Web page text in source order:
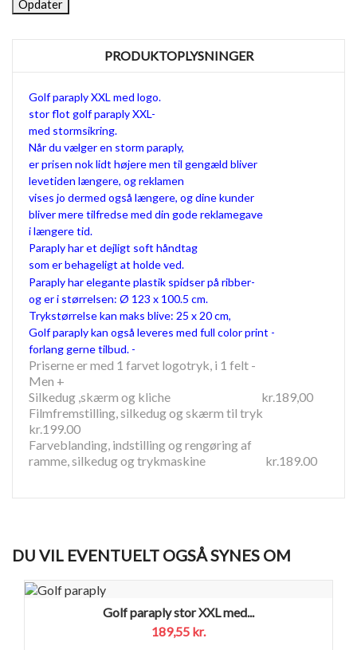
PRODUKTOPLYSNINGER
Golf paraply XXL med logo.
stor flot golf paraply XXL-
med stormsikring.
Når du vælger en storm paraply,
er prisen nok lidt højere men til gengæld bliver
levetiden længere, og reklamen
vises jo dermed også længere, og dine kunder
bliver mere tilfredse med din gode reklamegave
i længere tid.
Paraply har et dejligt soft håndtag
som er behageligt at holde ved.
Paraply har elegante plastik spidser på ribber-
og er i størrelsen: Ø 123 x 100.5 cm.
Trykstørrelse kan maks blive: 25 x 20 cm,
Golf paraply kan også leveres med full color print -
forlang gerne tilbud. -
Priserne er med 1 farvet logotryk, i 1 felt -
Men +
Silkedug ,skærm og kliche kr.189,00
Filmfremstilling, silkedug og skærm til tryk
kr.199.00
Farveblanding, indstilling og rengøring af
ramme, silkedug og trykmaskine kr.189.00
DU VIL EVENTUELT OGSÅ SYNES OM
Golf paraply stor XXL med...
189,55 kr.